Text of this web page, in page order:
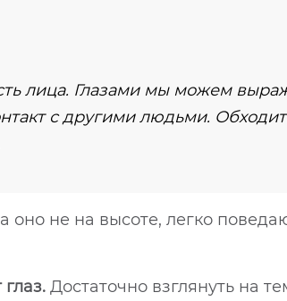
лица. Глазами мы можем
с другими людьми.
не на высоте, легко
Достаточно взглянуть на